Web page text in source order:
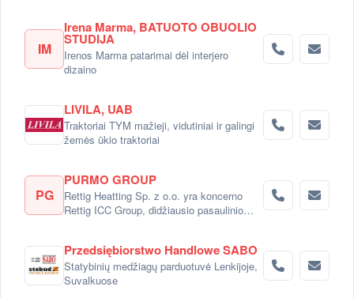
IM
Irena Marma, BATUOTO OBUOLIO
STUDIJA
Irenos Marma patarimai dėl interjero
dizaino
LIVILA, UAB
Traktoriai TYM mažieji, vidutiniai ir galingi
žemės ūkio traktoriai
PG
PURMO GROUP
Rettig Heatting Sp. z o.o. yra koncerno
Rettig ICC Group, didžiausio pasaulinio
Przedsiębiorstwo Handlowe SABO
Statybinių medžiagų parduotuvė Lenkijoje,
Suvalkuose